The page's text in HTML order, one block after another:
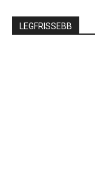
LEGFRISSEBB